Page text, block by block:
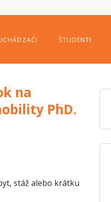
ŠTUDENTI
na
PhD.
stáž alebo krátku